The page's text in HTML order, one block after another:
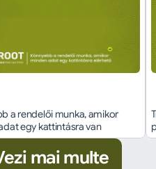
a rendelői munka, amikor
egy kattintásra van
mai multe